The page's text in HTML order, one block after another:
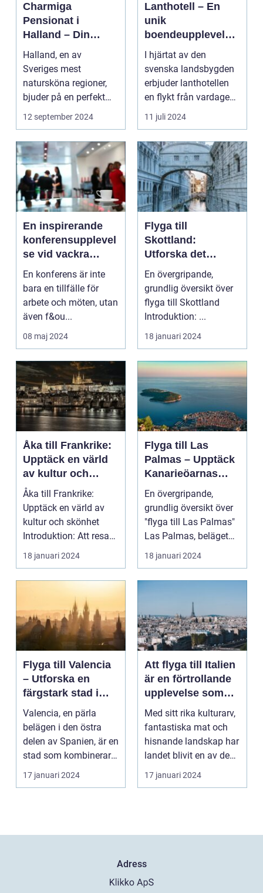
Charmiga
Pensionat i
Halland – Din
Guide till Ett
Bekymmersfritt
Getaway
Halland, en av
Sveriges mest
natursköna regioner,
bjuder på en perfekt
kombination av idy...
12 september 2024
Lanthotell – En
unik
boendeupplevelse
i harmoni med
naturen
I hjärtat av den
svenska landsbygden
erbjuder lanthotellen
en flykt från vardagens
hektik...
11 juli 2024
En inspirerande
konferensupplevel
se vid vackra
Tylösand
En konferens är inte
bara en tillfälle för
arbete och möten, utan
även f&ou...
08 maj 2024
Flyga till
Skottland:
Utforska det
vackra landet på
ännu enklast sätt
En övergripande,
grundlig översikt över
flyga till Skottland
Introduktion: ...
18 januari 2024
Åka till Frankrike:
Upptäck en värld
av kultur och
skönhet
Åka till Frankrike:
Upptäck en värld av
kultur och skönhet
Introduktion: Att resa
till Frankrike är...
18 januari 2024
Flyga till Las
Palmas – Upptäck
Kanarieöarnas
pärla
En övergripande,
grundlig översikt över
"flyga till Las Palmas"
Las Palmas, beläget
på Gran Canaria...
18 januari 2024
Flyga till Valencia
– Utforska en
färgstark stad i
Spanien
Valencia, en pärla
belägen i den östra
delen av Spanien, är en
stad som kombinerar
kustens skönhet m...
17 januari 2024
Att flyga till Italien
är en förtrollande
upplevelse som
lockar besökare
från hela världen
Med sitt rika kulturarv,
fantastiska mat och
hisnande landskap har
landet blivit en av de
populärast...
17 januari 2024
Adress